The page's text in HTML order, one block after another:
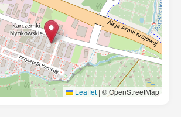
Leaflet | © OpenStreetMap